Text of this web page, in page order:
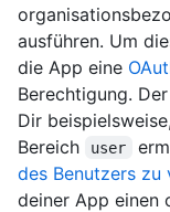
ausführen. Um
die App eine
Berechtigung.
Dir beispielsweise,
Bereich
user
des Benutzers
deiner App einen